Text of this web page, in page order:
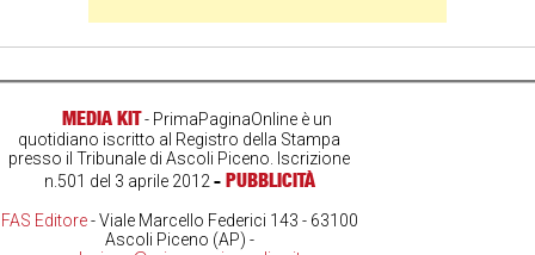
MEDIA KIT- PrimaPaginaOnline è un
quotidiano iscritto al Registro della Stampa
presso il Tribunale di Ascoli Piceno. Iscrizione
n.501 del 3 aprile 2012- PUBBLICITÀ
FAS Editore- Viale Marcello Federici 143 - 63100
Ascoli Piceno (AP) -